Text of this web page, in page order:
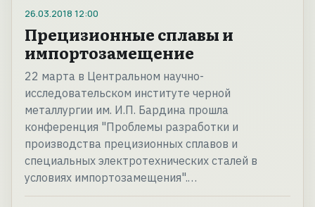
26.03.2018 12:00
Прецизионные сплавы и
импортозамещение
22 марта в Центральном научно-
исследовательском институте черной
металлургии им. И.П. Бардина прошла
конференция "Проблемы разработки и
производства прецизионных сплавов и
специальных электротехнических сталей в
условиях импортозамещения".…